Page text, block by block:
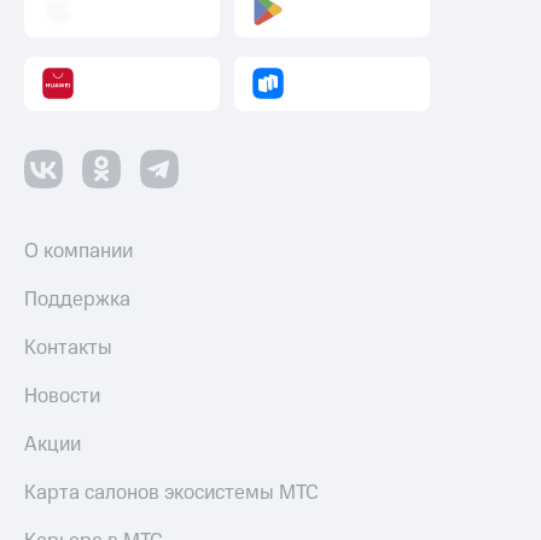
О компании
Поддержка
Контакты
Новости
Акции
Карта салонов экосистемы МТС